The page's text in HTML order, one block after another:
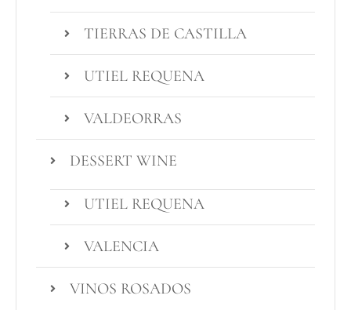
TIERRAS DE CASTILLA
UTIEL REQUENA
VALDEORRAS
DESSERT WINE
UTIEL REQUENA
VALENCIA
VINOS ROSADOS